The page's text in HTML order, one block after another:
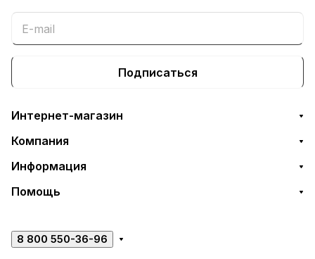
Подписаться
Интернет-магазин
Компания
Информация
Помощь
8 800 550-36-96